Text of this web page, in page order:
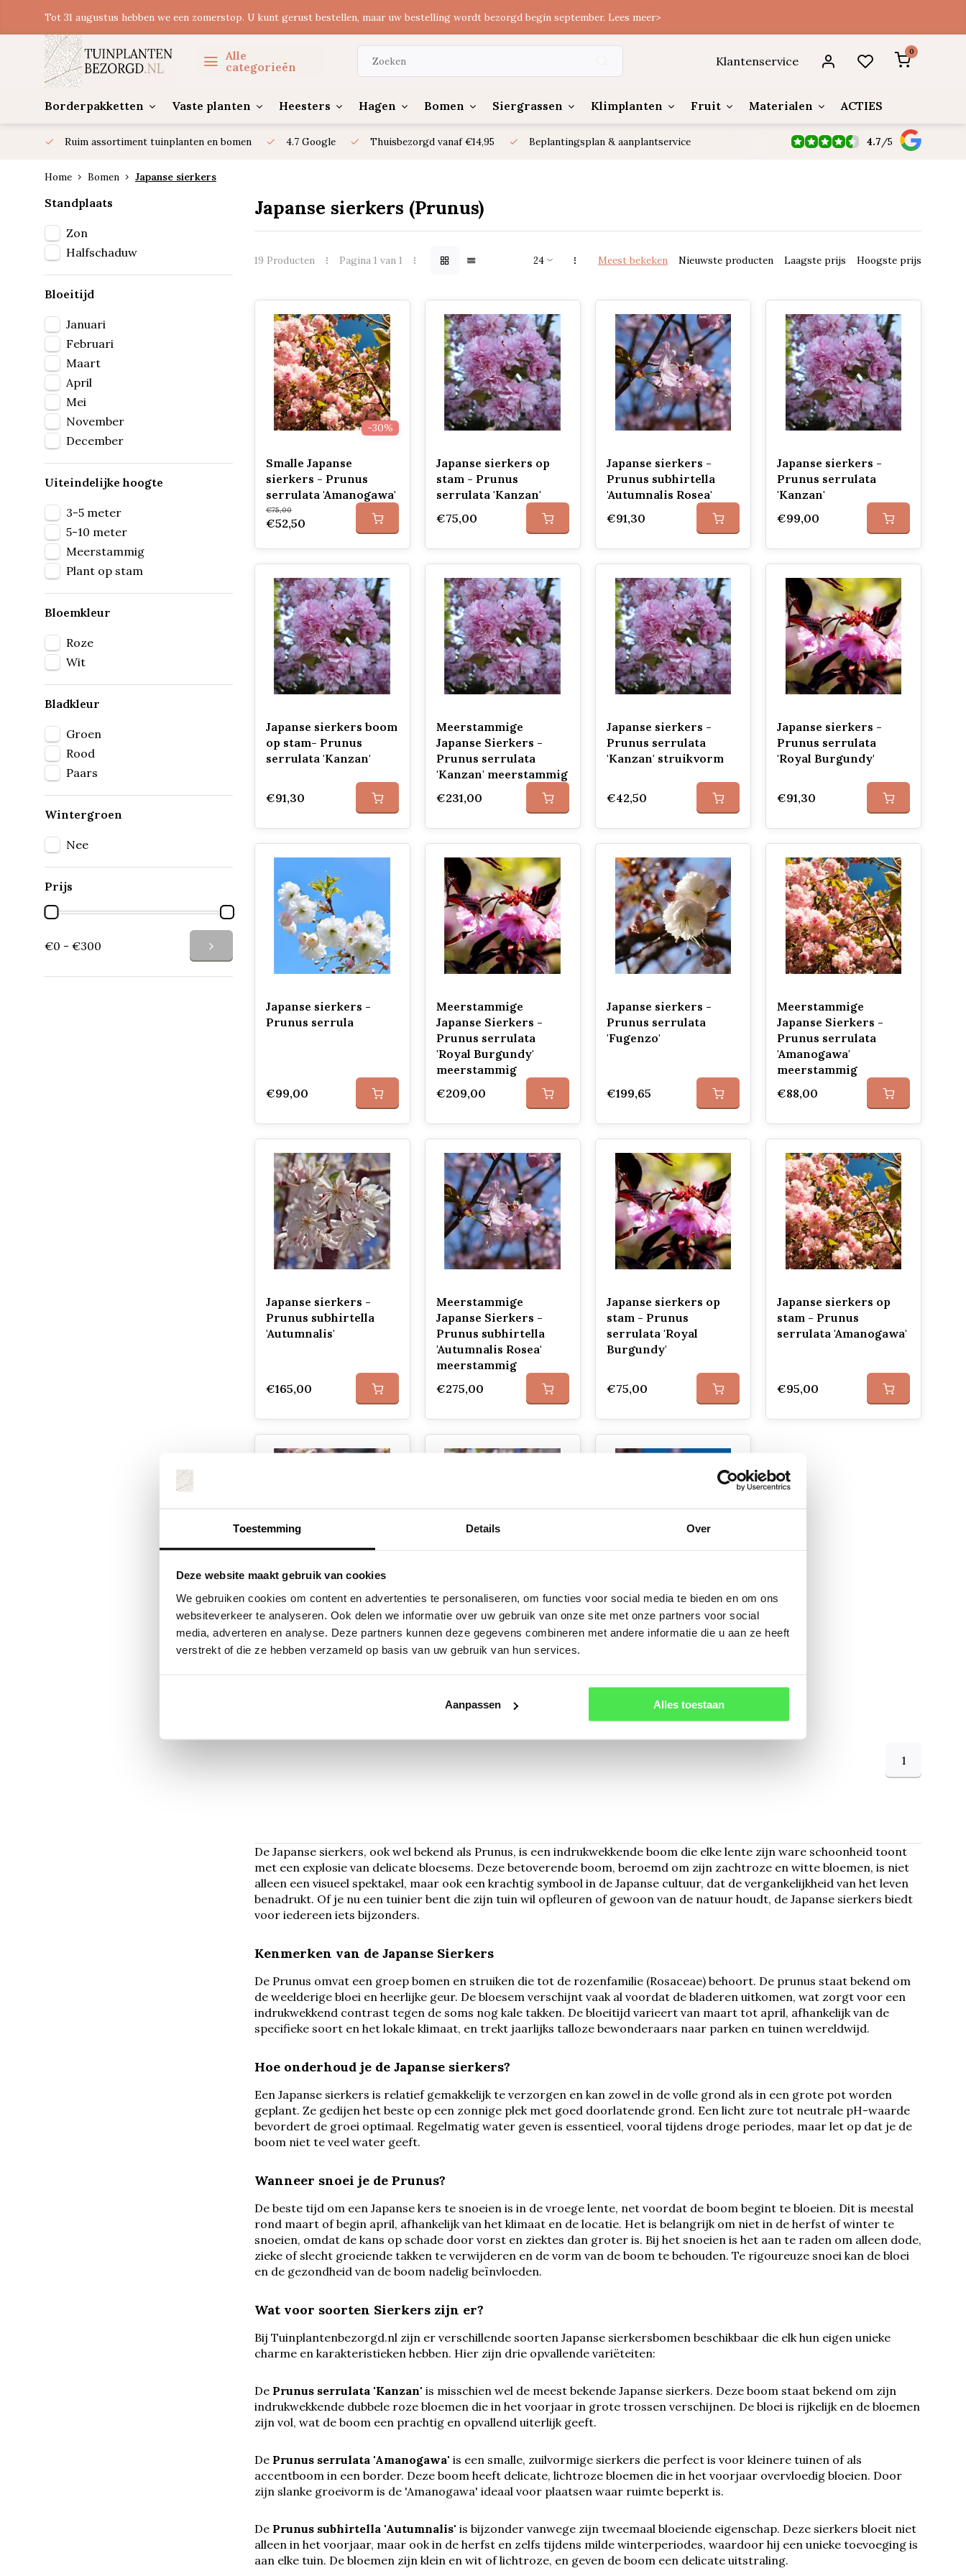
Toestemming Details Over
Deze website maakt gebruik van cookies
We gebruiken cookies om content en advertenties te personaliseren, om functies voor social media te bieden en om ons
websiteverkeer te analyseren. Ook delen we informatie over uw gebruik van onze site met onze partners voor social
media, adverteren en analyse. Deze partners kunnen deze gegevens combineren met andere informatie die u aan ze heeft
verstrekt of die ze hebben verzameld op basis van uw gebruik van hun services.
Aanpassen Alles toestaan
Tot 31 augustus hebben we een zomerstop. U kunt gerust bestellen, maar uw bestelling wordt bezorgd begin september. Lees meer>
Alle
categorieën
Klantenservice
0
Borderpakketten Vaste planten Heesters Hagen Bomen Siergrassen Klimplanten Fruit Materialen ACTIES
Ruim assortiment tuinplanten en bomen 4.7 Google Thuisbezorgd vanaf €14,95 Beplantingsplan & aanplantservice 4.7 /5
Home Bomen Japanse sierkers
Standplaats
Zon
Halfschaduw
Bloeitijd
Januari
Februari
Maart
April
Mei
November
December
Uiteindelijke hoogte
3-5 meter
5-10 meter
Meerstammig
Plant op stam
Bloemkleur
Roze
Wit
Bladkleur
Groen
Rood
Paars
Wintergroen
Nee
Prijs
€0 - €300
Japanse sierkers (Prunus)
19 Producten Pagina 1 van 1 Meest bekeken Nieuwste producten Laagste prijs Hoogste prijs
-30%
Smalle Japanse
sierkers - Prunus
serrulata 'Amanogawa'
€75,00
€52,50
Japanse sierkers op
stam - Prunus
serrulata 'Kanzan'
€75,00
Japanse sierkers -
Prunus subhirtella
'Autumnalis Rosea'
€91,30
Japanse sierkers -
Prunus serrulata
'Kanzan'
€99,00
Japanse sierkers boom
op stam- Prunus
serrulata 'Kanzan'
€91,30
Meerstammige
Japanse Sierkers -
Prunus serrulata
'Kanzan' meerstammig
€231,00
Japanse sierkers -
Prunus serrulata
'Kanzan' struikvorm
€42,50
Japanse sierkers -
Prunus serrulata
'Royal Burgundy'
€91,30
Japanse sierkers -
Prunus serrula
€99,00
Meerstammige
Japanse Sierkers -
Prunus serrulata
'Royal Burgundy'
meerstammig
€209,00
Japanse sierkers -
Prunus serrulata
'Fugenzo'
€199,65
Meerstammige
Japanse Sierkers -
Prunus serrulata
'Amanogawa'
meerstammig
€88,00
Japanse sierkers -
Prunus subhirtella
'Autumnalis'
€165,00
Meerstammige
Japanse Sierkers -
Prunus subhirtella
'Autumnalis Rosea'
meerstammig
€275,00
Japanse sierkers op
stam - Prunus
serrulata 'Royal
Burgundy'
€75,00
Japanse sierkers op
stam - Prunus
serrulata 'Amanogawa'
€95,00
Sierkers - Prunus
yedoensis
Japanse sierkers -
Prunus subhirtella
'Autumnalis'
meerstammig
Meerstammige
Japanse Sierkers -
Prunus 'Spire'
1
De Japanse sierkers, ook wel bekend als Prunus, is een indrukwekkende boom die elke lente zijn ware schoonheid toont
met een explosie van delicate bloesems. Deze betoverende boom, beroemd om zijn zachtroze en witte bloemen, is niet
alleen een visueel spektakel, maar ook een krachtig symbool in de Japanse cultuur, dat de vergankelijkheid van het leven
benadrukt. Of je nu een tuinier bent die zijn tuin wil opfleuren of gewoon van de natuur houdt, de Japanse sierkers biedt
voor iedereen iets bijzonders.
Kenmerken van de Japanse Sierkers
De Prunus omvat een groep bomen en struiken die tot de rozenfamilie (Rosaceae) behoort. De prunus staat bekend om
de weelderige bloei en heerlijke geur. De bloesem verschijnt vaak al voordat de bladeren uitkomen, wat zorgt voor een
indrukwekkend contrast tegen de soms nog kale takken. De bloeitijd varieert van maart tot april, afhankelijk van de
specifieke soort en het lokale klimaat, en trekt jaarlijks talloze bewonderaars naar parken en tuinen wereldwijd.
Hoe onderhoud je de Japanse sierkers?
Een Japanse sierkers is relatief gemakkelijk te verzorgen en kan zowel in de volle grond als in een grote pot worden
geplant. Ze gedijen het beste op een zonnige plek met goed doorlatende grond. Een licht zure tot neutrale pH-waarde
bevordert de groei optimaal. Regelmatig water geven is essentieel, vooral tijdens droge periodes, maar let op dat je de
boom niet te veel water geeft.
Wanneer snoei je de Prunus?
De beste tijd om een Japanse kers te snoeien is in de vroege lente, net voordat de boom begint te bloeien. Dit is meestal
rond maart of begin april, afhankelijk van het klimaat en de locatie. Het is belangrijk om niet in de herfst of winter te
snoeien, omdat de kans op schade door vorst en ziektes dan groter is. Bij het snoeien is het aan te raden om alleen dode,
zieke of slecht groeiende takken te verwijderen en de vorm van de boom te behouden. Te rigoureuze snoei kan de bloei
en de gezondheid van de boom nadelig beïnvloeden.
Wat voor soorten Sierkers zijn er?
Bij Tuinplantenbezorgd.nl zijn er verschillende soorten Japanse sierkersbomen beschikbaar die elk hun eigen unieke
charme en karakteristieken hebben. Hier zijn drie opvallende variëteiten:
De Prunus serrulata 'Kanzan' is misschien wel de meest bekende Japanse sierkers. Deze boom staat bekend om zijn
indrukwekkende dubbele roze bloemen die in het voorjaar in grote trossen verschijnen. De bloei is rijkelijk en de bloemen
zijn vol, wat de boom een prachtig en opvallend uiterlijk geeft.
De Prunus serrulata 'Amanogawa' is een smalle, zuilvormige sierkers die perfect is voor kleinere tuinen of als
accentboom in een border. Deze boom heeft delicate, lichtroze bloemen die in het voorjaar overvloedig bloeien. Door
zijn slanke groeivorm is de 'Amanogawa' ideaal voor plaatsen waar ruimte beperkt is.
De Prunus subhirtella 'Autumnalis' is bijzonder vanwege zijn tweemaal bloeiende eigenschap. Deze sierkers bloeit niet
alleen in het voorjaar, maar ook in de herfst en zelfs tijdens milde winterperiodes, waardoor hij een unieke toevoeging is
aan elke tuin. De bloemen zijn klein en wit of lichtroze, en geven de boom een delicate uitstraling.